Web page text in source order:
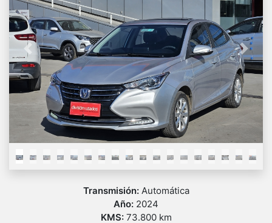
Previous Next
Transmisión: Automática
Año: 2024
KMS: 73.800 km